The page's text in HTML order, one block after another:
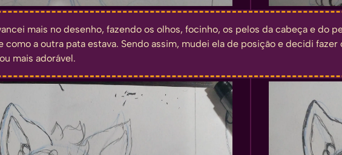
mais no desenho, fazendo os olhos, focinho, os pelos da cabeça e do
como a outra pata estava. Sendo assim, mudei ela de posição e decidi
mais adorável.